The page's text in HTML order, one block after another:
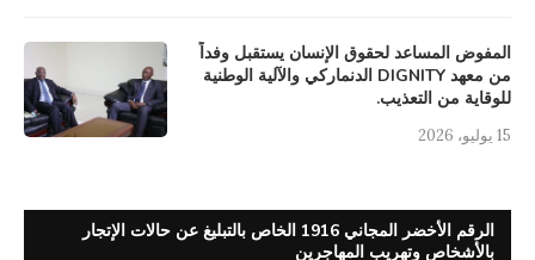
المفوض المساعد لحقوق الإنسان يستقبل وفداً
من معهد DIGNITY الدنماركي والآلية الوطنية
للوقاية من التعذيب.
15 يوليو، 2026
الرقم الأخضر المجاني 1916 الخاص بالتبليغ عن حالات الإتجار
بالأشخاص وتهريب المهاجرين